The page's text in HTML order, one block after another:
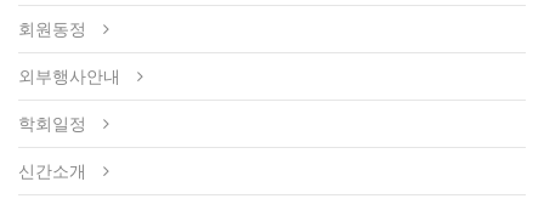
회원동정
외부행사안내
학회일정
신간소개